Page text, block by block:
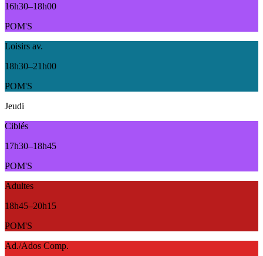
16h30–18h00
POM'S
Loisirs av.
18h30–21h00
POM'S
Jeudi
Ciblés
17h30–18h45
POM'S
Adultes
18h45–20h15
POM'S
Ad./Ados Comp.